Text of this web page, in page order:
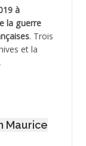
à
la guerre
. Trois
et la
Maurice